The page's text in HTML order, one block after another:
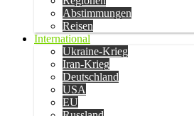
Abstimmungen
Reisen
International
Ukraine-Krieg
Iran-Krieg
Deutschland
USA
EU